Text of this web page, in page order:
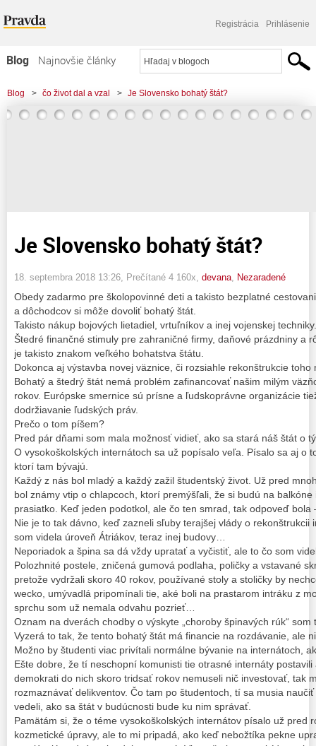
Registrácia Prihlásenie
Blog
Najnovšie články
Najčítanejšie články
Najkomentovanejšie články
Blog > čo život dal a vzal > Je Slovensko bohatý štát?
Je Slovensko bohatý štát?
18. septembra 2018 13:26 , Prečítané 4 160x, devana Nezaradené
Obedy zadarmo pre školopovinné deti a takisto bezplatné
a dôchodcov si môže dovoliť bohatý štát.
Takisto nákup bojových lietadiel, vrtuľníkov a inej vojenskej techniky.
Štedré finančné stimuly pre zahraničné firmy, daňové prázdniny a
je takisto znakom veľkého bohatstva štátu.
Dokonca aj výstavba novej väznice, či rozsiahle rekonštrukcie
Bohatý a štedrý štát nemá problém zafinancovať našim milým
rokov. Európske smernice sú prísne a ľudskoprávne organizácie
dodržiavanie ľudských práv.
Prečo o tom píšem?
Pred pár dňami som mala možnosť vidieť, ako sa stará náš štát o
O vysokoškolských internátoch sa už popísalo veľa. Písalo sa aj o
ktorí tam bývajú.
Každý z nás bol mladý a každý zažil študentský život. Už pred
bol známy vtip o chlapcoch, ktorí premýšľali, že si budú na
prasiatko. Keď jeden podotkol, ale čo ten smrad, tak odpoveď
Nie je to tak dávno, keď zazneli sľuby terajšej vlády o rekonštrukcii
som videla úroveň Átriákov, teraz inej budovy…
Neporiadok a špina sa dá vždy upratať a vyčistiť, ale to čo som
Polozhnité postele, zničená gumová podlaha, poličky a vstavané
pretože vydržali skoro 40 rokov, používané stoly a stoličky by
wecko, umývadlá pripomínali tie, aké boli na prastarom intráku z
sprchu som už nemala odvahu pozrieť…
Oznam na dverách chodby o výskyte „choroby špinavých rúk“
Vyzerá to tak, že tento bohatý štát má financie na rozdávanie, ale
Možno by študenti viac privítali normálne bývanie na internátoch,
Ešte dobre, že tí neschopní komunisti tie otrasné internáty
demokrati do nich skoro tridsať rokov nemuseli nič investovať, tak
rozmaznávať delikventov. Čo tam po študentoch, tí sa musia
vedeli, ako sa štát v budúcnosti bude ku nim správať.
Pamätám si, že o téme vysokoškolských internátov písalo už pred
kozmetické úpravy, ale to mi pripadá, ako keď nebožtíka pekne